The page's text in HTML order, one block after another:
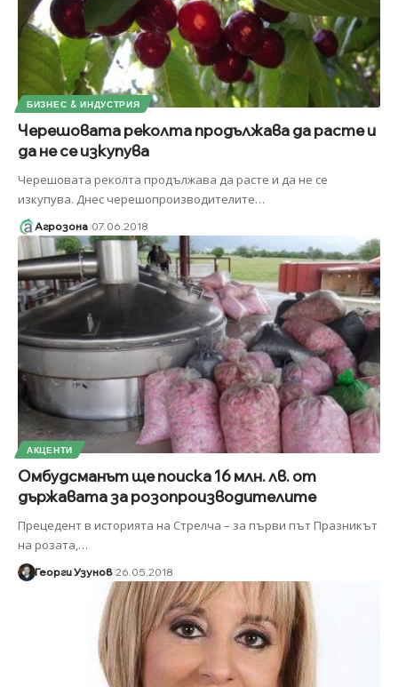
БИЗНЕС & ИНДУСТРИЯ
Черешовата реколта продължава да расте и
да не се изкупува
Черешовата реколта продължава да расте и да не се
изкупува. Днес черешопроизводителите…
Агрозона 07.06.2018
АКЦЕНТИ
Омбудсманът ще поиска 16 млн. лв. от
държавата за розопроизводителите
Прецедент в историята на Стрелча – за първи път Празникът
на розата,…
Георги Узунов 26.05.2018